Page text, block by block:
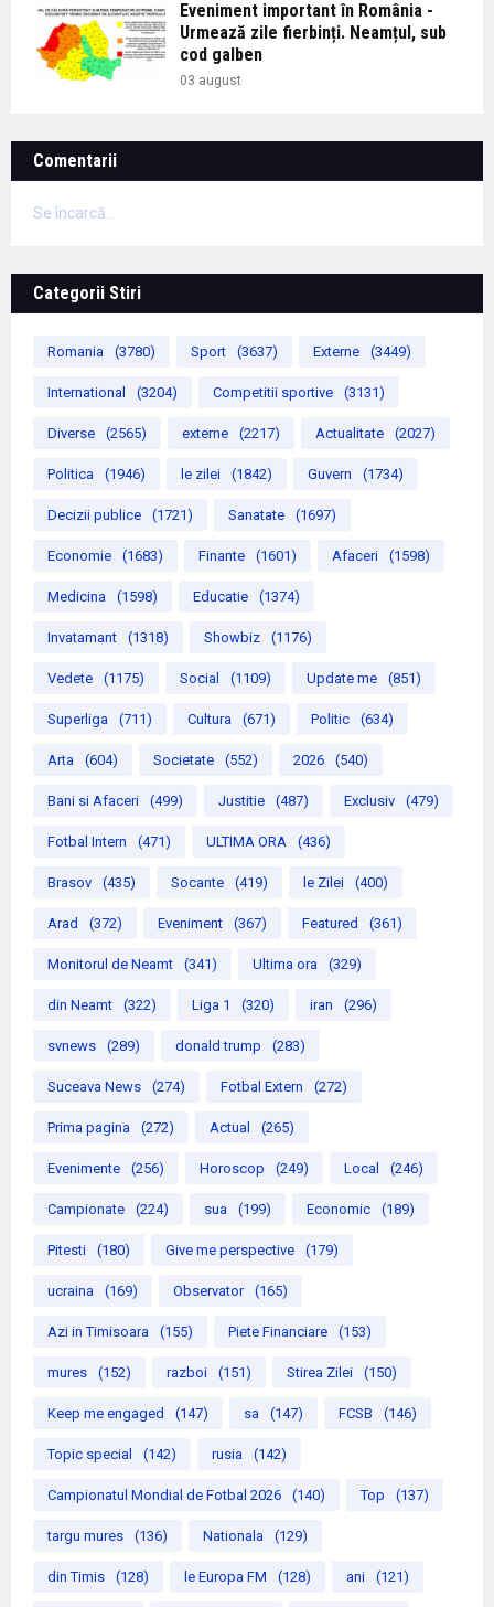
Eveniment important în România -
Urmează zile fierbinți. Neamțul, sub
cod galben
03 august
Comentarii
Se încarcă...
Categorii Stiri
Romania (3780) Sport (3637) Externe (3449)
International (3204) Competitii sportive (3131)
Diverse (2565) externe (2217) Actualitate (2027)
Politica (1946) le zilei (1842) Guvern (1734)
Decizii publice (1721) Sanatate (1697)
Economie (1683) Finante (1601) Afaceri (1598)
Medicina (1598) Educatie (1374)
Invatamant (1318) Showbiz (1176)
Vedete (1175) Social (1109) Update me (851)
Superliga (711) Cultura (671) Politic (634)
Arta (604) Societate (552) 2026 (540)
Bani si Afaceri (499) Justitie (487) Exclusiv (479)
Fotbal Intern (471) ULTIMA ORA (436)
Brasov (435) Socante (419) le Zilei (400)
Arad (372) Eveniment (367) Featured (361)
Monitorul de Neamt (341) Ultima ora (329)
din Neamt (322) Liga 1 (320) iran (296)
svnews (289) donald trump (283)
Suceava News (274) Fotbal Extern (272)
Prima pagina (272) Actual (265)
Evenimente (256) Horoscop (249) Local (246)
Campionate (224) sua (199) Economic (189)
Pitesti (180) Give me perspective (179)
ucraina (169) Observator (165)
Azi in Timisoara (155) Piete Financiare (153)
mures (152) razboi (151) Stirea Zilei (150)
Keep me engaged (147) sa (147) FCSB (146)
Topic special (142) rusia (142)
Campionatul Mondial de Fotbal 2026 (140) Top (137)
targu mures (136) Nationala (129)
din Timis (128) le Europa FM (128) ani (121)